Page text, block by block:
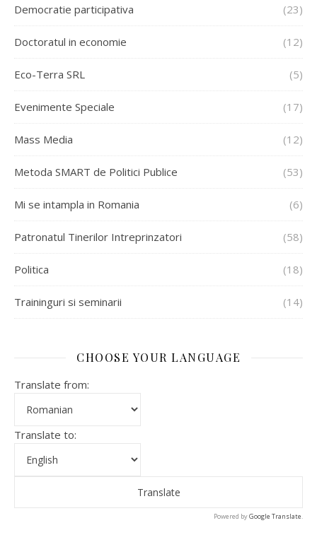
Democratie participativa (23)
Doctoratul in economie (12)
Eco-Terra SRL (5)
Evenimente Speciale (17)
Mass Media (12)
Metoda SMART de Politici Publice (53)
Mi se intampla in Romania (6)
Patronatul Tinerilor Intreprinzatori (58)
Politica (18)
Traininguri si seminarii (14)
CHOOSE YOUR LANGUAGE
Translate from:
Translate to:
Powered byGoogle Translate.